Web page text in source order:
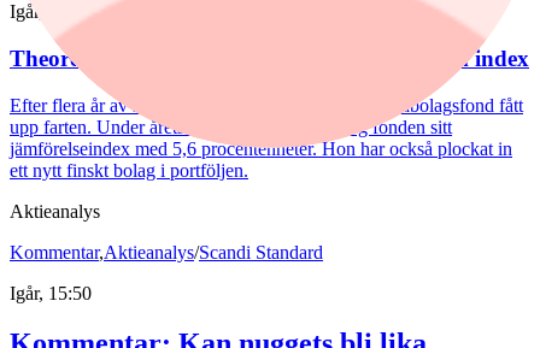
Igår, 10:42
Theorells revansch – småbolagsfonden kör om index
Efter flera år av motvind har Henrietta Theorells småbolagsfond fått
upp farten. Under årets första sex månader slog fonden sitt
jämförelseindex med 5,6 procentenheter. Hon har också plockat in
ett nytt finskt bolag i portföljen.
Aktieanalys
Kommentar,Aktieanalys/Scandi Standard
Igår, 15:50